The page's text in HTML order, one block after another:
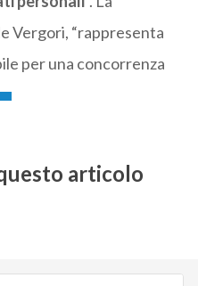
Vergori, “rappresenta
per una concorrenza
articolo